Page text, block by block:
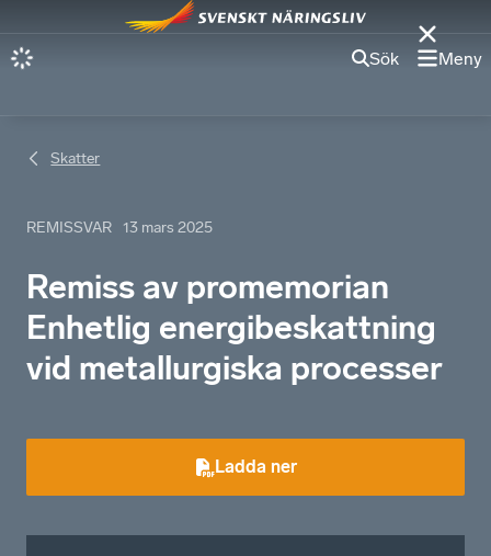
Sök Meny
Skatter
REMISSVAR 13 mars 2025
Remiss av promemorian
Enhetlig energibeskattning
vid metallurgiska processer
Ladda ner